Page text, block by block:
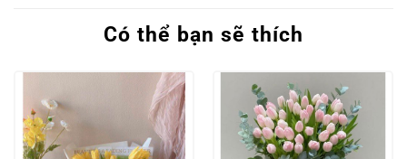
Có thể bạn sẽ thích